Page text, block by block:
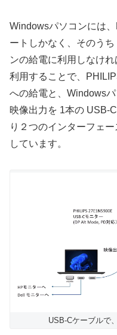
Windowsパソコンには
ートしかなく、そのう
ンの給電に利用しなけ
利用することで、
への給電と、Windows
映像出力を 1本の USB-
り２つのインターフェ
しています。
USB-Cケーブルで